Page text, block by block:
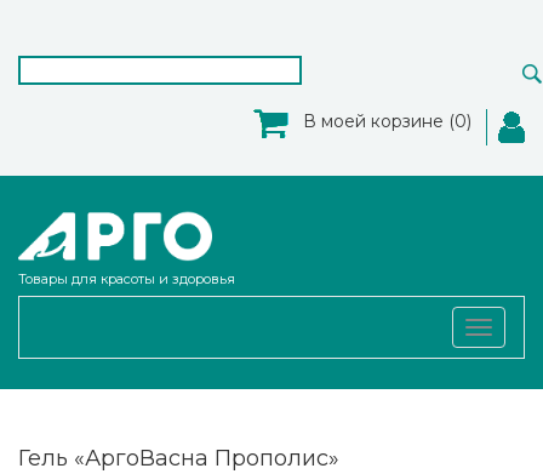
В моей корзине (0)
Товары для красоты и здоровья
Toggle
Гель «АргоВасна Прополис»